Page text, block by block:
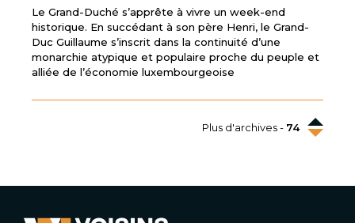
Le Grand-Duché s’apprête à vivre un week-end
historique. En succédant à son père Henri, le Grand-
Duc Guillaume s’inscrit dans la continuité d’une
monarchie atypique et populaire proche du peuple et
alliée de l’économie luxembourgeoise
Plus d'archives - 74